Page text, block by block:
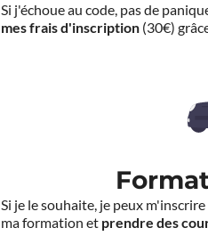
Si j'échoue au code, pas de
mes frais d'inscription (30€)
Si je le souhaite, je peux
ma formation et prendre des